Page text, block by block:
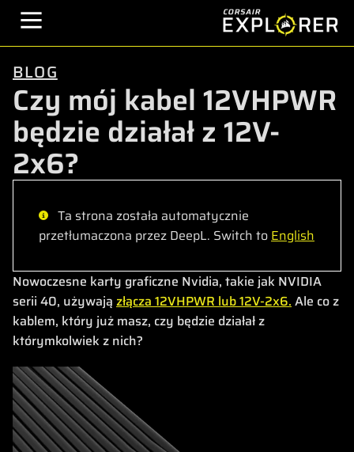
BLOG
Czy mój kabel 12VHPWR
będzie działał z 12V-
2x6?
Ta strona została automatycznie
przetłumaczona przez DeepL. Switch toEnglish
Nowoczesne karty graficzne Nvidia, takie jak NVIDIA
serii 40, używają złącza 12VHPWR lub 12V-2x6.Ale co z
kablem, który już masz, czy będzie działał z
którymkolwiek z nich?